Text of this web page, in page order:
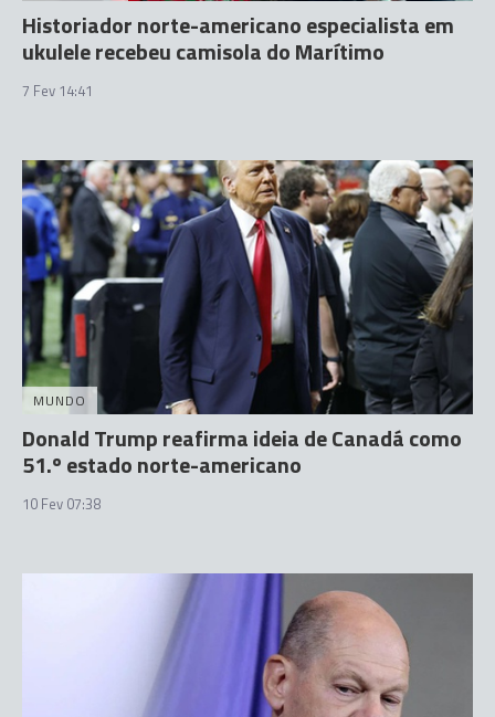
Historiador norte-americano especialista em
ukulele recebeu camisola do Marítimo
7 Fev 14:41
MUNDO
Donald Trump reafirma ideia de Canadá como
51.º estado norte-americano
10 Fev 07:38